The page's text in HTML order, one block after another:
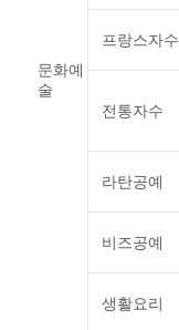
문화예
술
프랑스자수
전통자수
라탄공예
비즈공예
생활요리